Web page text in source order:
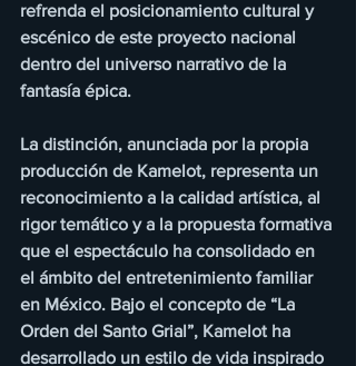
refrenda el posicionamiento cultural y
escénico de este proyecto nacional
dentro del universo narrativo de la
fantasía épica.
La distinción, anunciada por la propia
producción de Kamelot, representa un
reconocimiento a la calidad artística, al
rigor temático y a la propuesta formativa
que el espectáculo ha consolidado en
el ámbito del entretenimiento familiar
en México. Bajo el concepto de “La
Orden del Santo Grial”, Kamelot ha
desarrollado un estilo de vida inspirado